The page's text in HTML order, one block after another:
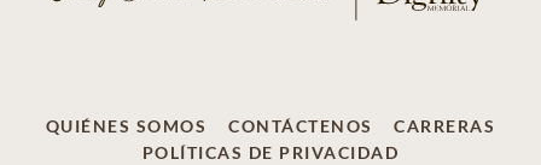
QUIÉNES SOMOS CONTÁCTENOS
CARRERAS
POLÍTICAS DE PRIVACIDAD